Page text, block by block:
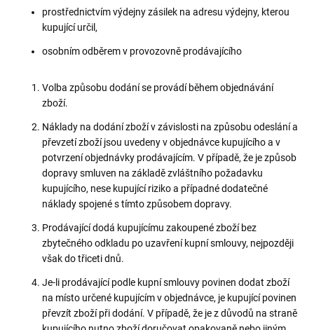
prostřednictvím výdejny zásilek na adresu výdejny, kterou
kupující určil,
osobním odběrem v provozovně prodávajícího
Volba způsobu dodání se provádí během objednávání
zboží.
Náklady na dodání zboží v závislosti na způsobu odeslání a
převzetí zboží jsou uvedeny v objednávce kupujícího a v
potvrzení objednávky prodávajícím. V případě, že je způsob
dopravy smluven na základě zvláštního požadavku
kupujícího, nese kupující riziko a případné dodatečné
náklady spojené s tímto způsobem dopravy.
Prodávající dodá kupujícímu zakoupené zboží bez
zbytečného odkladu po uzavření kupní smlouvy, nejpozději
však do třiceti dnů.
Je-li prodávající podle kupní smlouvy povinen dodat zboží
na místo určené kupujícím v objednávce, je kupující povinen
převzít zboží při dodání. V případě, že je z důvodů na straně